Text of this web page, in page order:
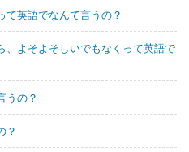
て英語でなんて言うの？
、よそよそしいでもなくって英語で
うの？
？